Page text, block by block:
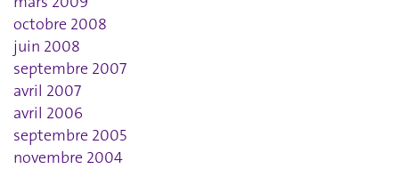
octobre 2008
juin 2008
septembre 2007
avril 2007
avril 2006
septembre 2005
novembre 2004